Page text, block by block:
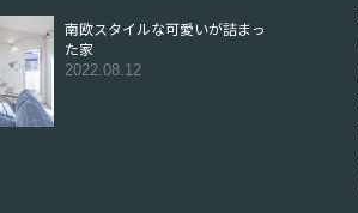
南欧スタイルな可愛いが詰まっ
た家
2022.08.12